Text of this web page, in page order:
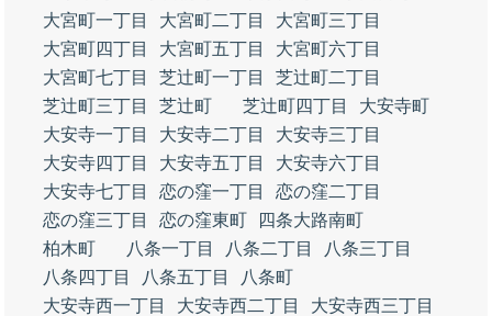
大宮町一丁目
大宮町二丁目
大宮町三丁目
大宮町四丁目
大宮町五丁目
大宮町六丁目
大宮町七丁目
芝辻町一丁目
芝辻町二丁目
芝辻町三丁目
芝辻町 芝辻町四丁目
大安寺町
大安寺一丁目
大安寺二丁目
大安寺三丁目
大安寺四丁目
大安寺五丁目
大安寺六丁目
大安寺七丁目
恋の窪一丁目
恋の窪二丁目
恋の窪三丁目
恋の窪東町
四条大路南町
柏木町
八条一丁目 八条二丁目
八条三丁目
八条四丁目
八条五丁目
八条町
大安寺西一丁目
大安寺西二丁目
大安寺西三丁目